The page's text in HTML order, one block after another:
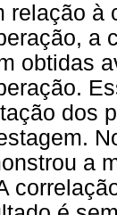
relação à
a
obtidas
dos
a